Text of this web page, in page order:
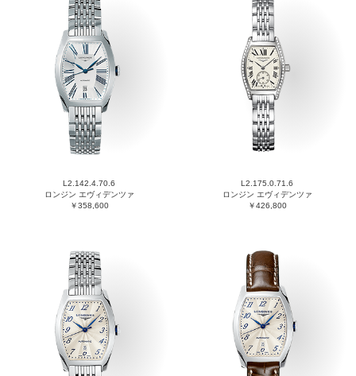
L2.142.4.70.6
ロンジン エヴィデンツァ
￥358,600
L2.175.0.71.6
ロンジン エヴィデンツァ
￥426,800